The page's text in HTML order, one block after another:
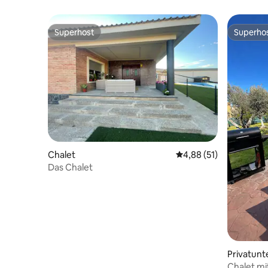
Superhost
Superhost
Chalet Durchschnittliche
4,88 (51)
Das Chalet